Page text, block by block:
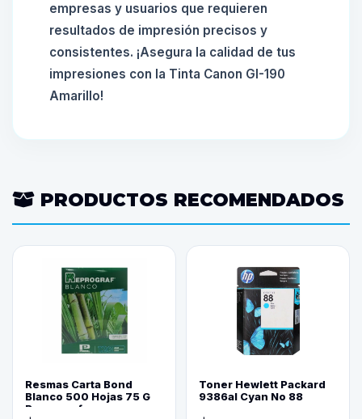
empresas y usuarios que requieren
resultados de impresión precisos y
consistentes. ¡Asegura la calidad de tus
impresiones con la Tinta Canon GI-190
Amarillo!
PRODUCTOS RECOMENDADOS
Resmas Carta Bond
Blanco 500 Hojas 75 G
Reprograf.
Toner Hewlett Packard
9386al Cyan No 88